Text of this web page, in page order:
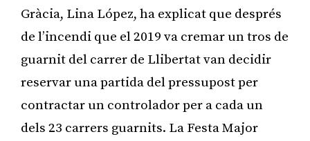
Gràcia, Lina López, ha explicat que després
de l’incendi que el 2019 va cremar un tros de
guarnit del carrer de Llibertat van decidir
reservar una partida del pressupost per
contractar un controlador per a cada un
dels 23 carrers guarnits. La Festa Major